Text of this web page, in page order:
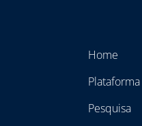
Home
Plataforma
Pesquisa